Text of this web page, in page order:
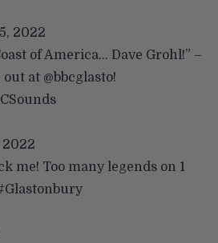
2022
of America… Dave Grohl!” –
out at @bbcglasto!
2022
me! Too many legends on 1